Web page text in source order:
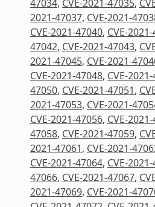
47034, CVE-2021-47035,
2021-47037, CVE-2021-
CVE-2021-47040, CVE-
47042, CVE-2021-47043,
2021-47045, CVE-2021-
CVE-2021-47048, CVE-
47050, CVE-2021-47051,
2021-47053, CVE-2021-
CVE-2021-47056, CVE-
47058, CVE-2021-47059,
2021-47061, CVE-2021-
CVE-2021-47064, CVE-
47066, CVE-2021-47067,
2021-47069, CVE-2021-